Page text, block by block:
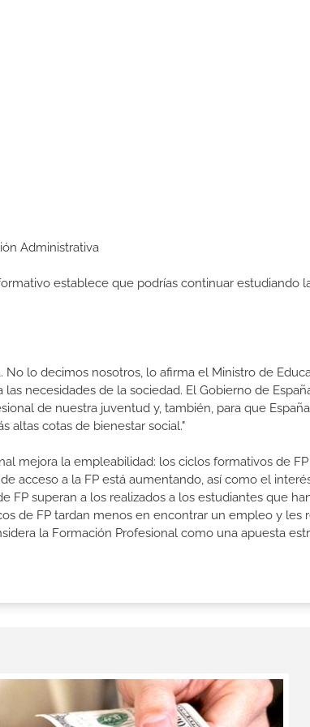
Administrativa
establece que podrías continuar estudiando
No lo decimos nosotros, lo afirma el Ministro de
necesidades de la sociedad. El Gobierno de
de nuestra juventud y, también, para que
altas cotas de bienestar social."
mejora la empleabilidad: los ciclos formativos de
acceso a la FP está aumentando, así como el
FP superan a los realizados a los estudiantes que
de FP tardan menos en encontrar un empleo y les
la Formación Profesional como una apuesta